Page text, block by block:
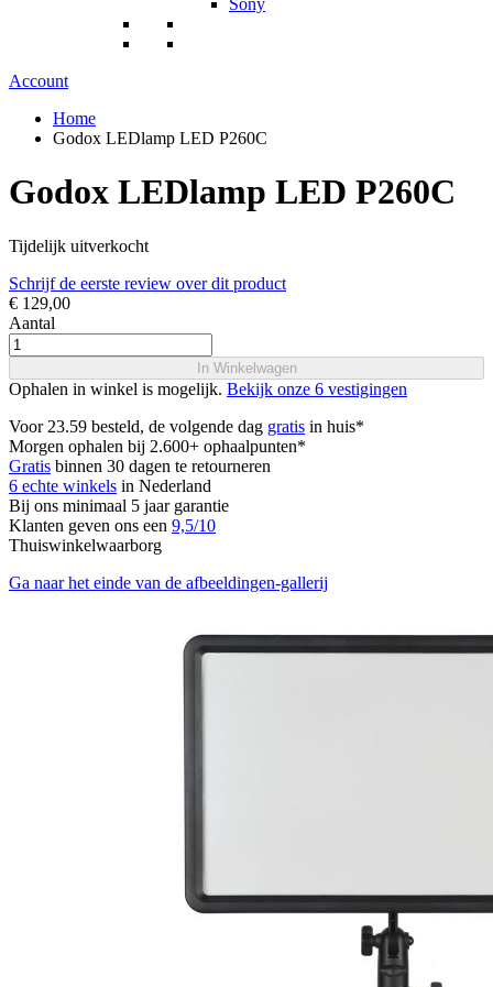
Sony
Account
Home
Godox LEDlamp LED P260C
Godox LEDlamp LED P260C
Tijdelijk uitverkocht
Schrijf de eerste review over dit product
€ 129,00
Aantal
In Winkelwagen
Ophalen in winkel is mogelijk. Bekijk onze 6 vestigingen
Voor 23.59 besteld, de volgende dag gratis in huis*
Morgen ophalen bij 2.600+ ophaalpunten*
Gratis binnen 30 dagen te retourneren
6 echte winkels in Nederland
Bij ons minimaal 5 jaar garantie
Klanten geven ons een 9,5/10
Thuiswinkelwaarborg
Ga naar het einde van de afbeeldingen-gallerij